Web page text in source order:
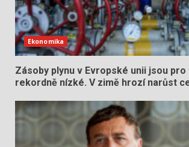
Ekonomika
Zásoby plynu v Evropské unii jsou
rekordně nízké. V zimě hrozí narůst